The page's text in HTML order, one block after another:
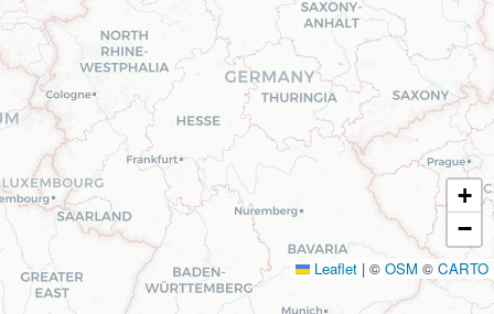
+
−
Leaflet | © OSM © CARTO